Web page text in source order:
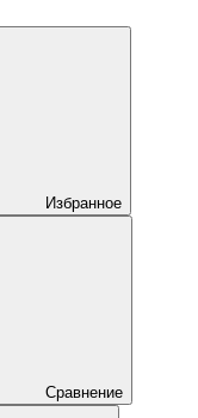
Избранное
Сравнение